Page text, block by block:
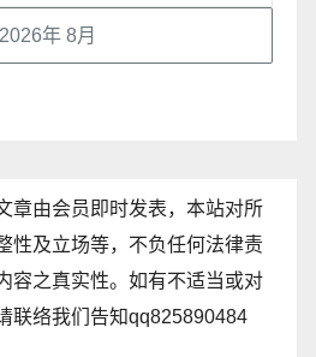
2026年 8月
章由会员即时发表，本站对所
性及立场等，不负任何法律责
容之真实性。如有不适当或对
联络我们告知qq825890484